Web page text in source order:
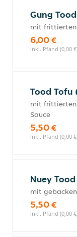
Gung
mit frittierten
6,00 €
inkl. Pfand (0,00
Tood Tofu
mit frittierten
Sauce
5,50 €
inkl. Pfand (0,00
Nuey
mit
5,50 €
inkl. Pfand (0,00